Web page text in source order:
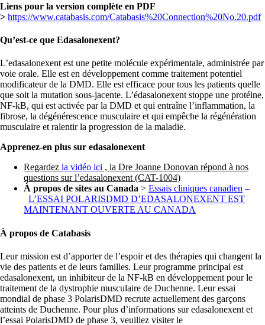
Liens pour la version complète en PDF
> https://www.catabasis.com/Catabasis%20Connection%20No.20.pdf
Qu’est-ce que Edasalonexent?
L’edasalonexent est une petite molécule expérimentale, administrée par
voie orale. Elle est en développement comme traitement potentiel
modificateur de la DMD. Elle est efficace pour tous les patients quelle
que soit la mutation sous-jacente. L’édasalonexent stoppe une protéine,
NF-kB, qui est activée par la DMD et qui entraîne l’inflammation, la
fibrose, la dégénérescence musculaire et qui empêche la régénération
musculaire et ralentir la progression de la maladie.
Apprenez-en plus sur edasalonexent
Regardez la vidéo ici , la Dre Joanne Donovan répond à nos
questions sur l’edasalonexent (CAT-1004)
À propos de sites au Canada > Essais cliniques canadien –
L’ESSAI POLARISDMD D’EDASALONEXENT EST
MAINTENANT OUVERTE AU CANADA
À propos de Catabasis
Leur mission est d’apporter de l’espoir et des thérapies qui changent la
vie des patients et de leurs familles. Leur programme principal est
edasalonexent, un inhibiteur de la NF-kB en développement pour le
traitement de la dystrophie musculaire de Duchenne. Leur essai
mondial de phase 3 PolarisDMD recrute actuellement des garçons
atteints de Duchenne. Pour plus d’informations sur edasalonexent et
l’essai PolarisDMD de phase 3, veuillez visiter le